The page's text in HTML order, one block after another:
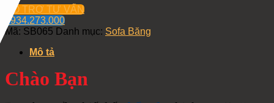
HỖ TRỢ TƯ VẤN
0934.273.000
Mã: SB065 Danh mục: Sofa Băng
Mô tả
Chào Bạn